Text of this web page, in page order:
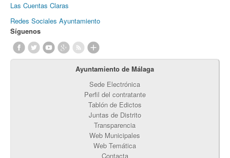
Las Cuentas Claras
Redes Sociales Ayuntamiento
Síguenos
Ayuntamiento de Málaga
Sede Electrónica
Perfil del contratante
Tablón de Edictos
Juntas de Distrito
Transparencia
Web Municipales
Web Temática
Contacta